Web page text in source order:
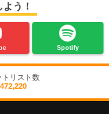
う！
Spotify
トリスト数
472,220